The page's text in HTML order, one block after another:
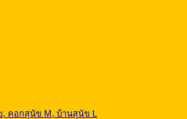
, คอกสุนัข M, บ้านสุนัข L